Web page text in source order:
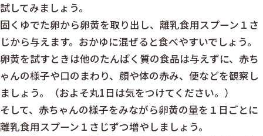
試してみましょう。
固くゆでた卵から卵黄を取り出し、離乳食用スプーン１さ
じから与えます。おかゆに混ぜると食べやすいでしょう。
卵黄を試すときは他のたんぱく質の食品は与えずに、赤ち
ゃんの様子や口のまわり、顔や体の赤み、便などを観察し
ましょう。（およそ丸1日は気をつけてください。）
そして、赤ちゃんの様子をみながら卵黄の量を１日ごとに
離乳食用スプーン１さじずつ増やしましょう。